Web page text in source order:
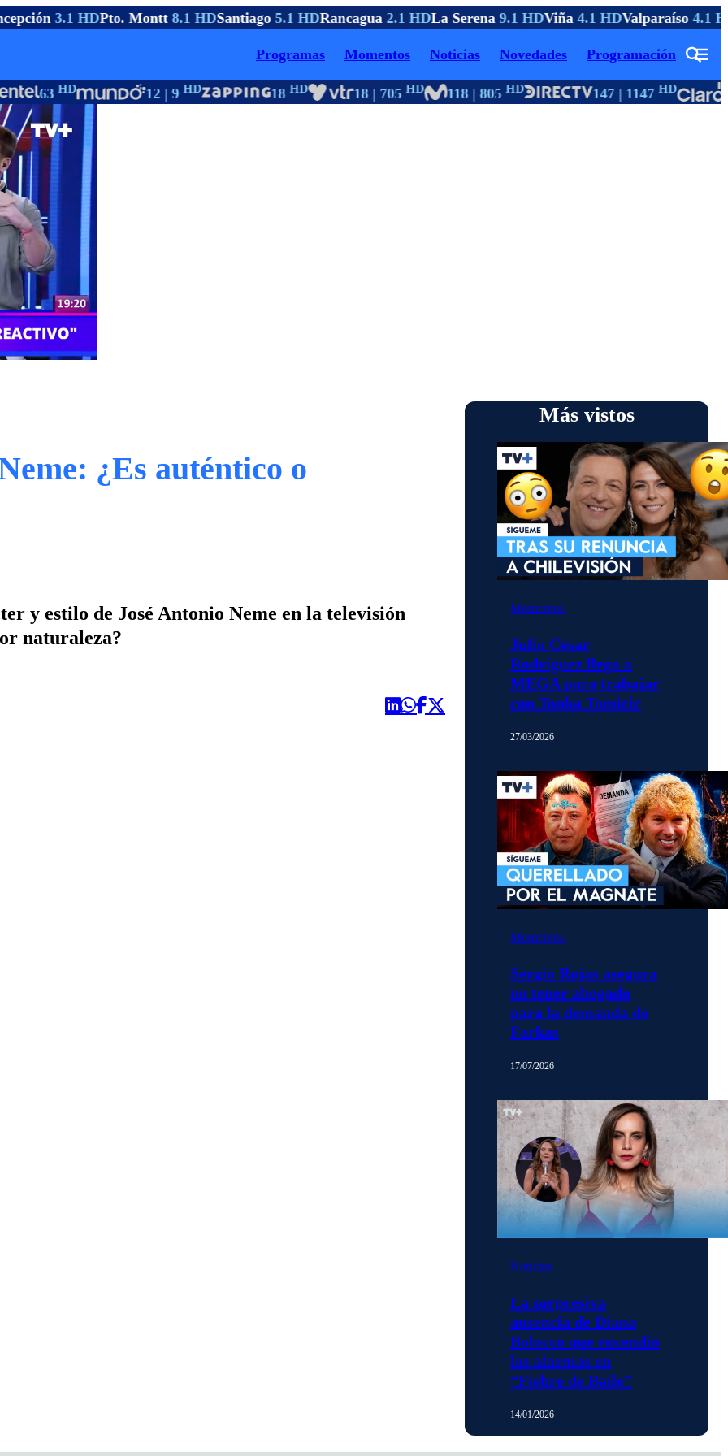
3.1 HDPto. Montt8.1 HDSantiago5.1 HDRancagua2.1 HDLa Serena9.1 HDViña4.1 HDValparaíso4.1
Programas Momentos Noticias Novedades Programación
63HD 12 | 9HD 18HD 18 | 705HD 118 | 805HD 147 | 1147HD
¿Es auténtico o
y estilo de José Antonio Neme en la televisión
naturaleza?
Más vistos
Momentos
Julio César
Rodríguez llega a
MEGA para trabajar
con Tonka Tomicic
27/03/2026
Momentos
Sergio Rojas asegura
no tener abogado
para la demanda de
Farkas
17/07/2026
Noticias
La sorpresiva
ausencia de Diana
Bolocco que encendió
las alarmas en
“Fiebre de Baile”
14/01/2026